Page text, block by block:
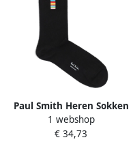
Paul Smith Heren Sokken
Alfie Sign Geborduurde
Black Heren
1 webshop
€ 34,73